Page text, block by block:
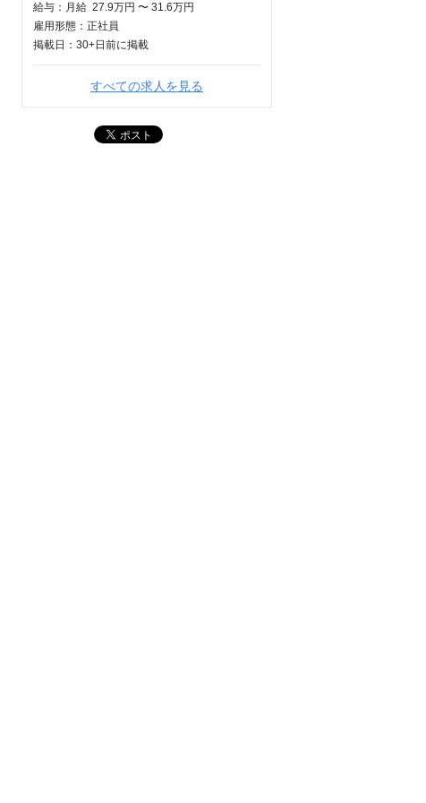
給与： 月給 27.9万円 〜 31.6万円
雇用形態：正社員
掲載日： 30+日 前に掲載
すべての求人を見る